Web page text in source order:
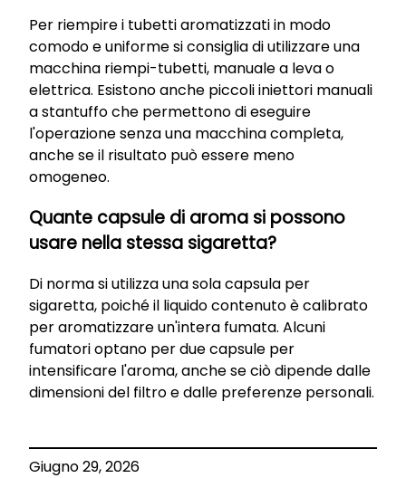
Per riempire i tubetti aromatizzati in modo
comodo e uniforme si consiglia di utilizzare una
macchina riempi-tubetti, manuale a leva o
elettrica. Esistono anche piccoli iniettori manuali
a stantuffo che permettono di eseguire
l'operazione senza una macchina completa,
anche se il risultato può essere meno
omogeneo.
Quante capsule di aroma si possono
usare nella stessa sigaretta?
Di norma si utilizza una sola capsula per
sigaretta, poiché il liquido contenuto è calibrato
per aromatizzare un'intera fumata. Alcuni
fumatori optano per due capsule per
intensificare l'aroma, anche se ciò dipende dalle
dimensioni del filtro e dalle preferenze personali.
Giugno 29, 2026